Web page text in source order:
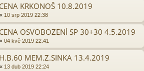
KRKONOŠ 10.8.2019
« 10 srp 2019 22:38
OSVOBOZENÍ SP 30+30 4.5.2019
« 04 kvě 2019 22:41
MEM.Z.SINKA 13.4.2019
« 13 dub 2019 22:24